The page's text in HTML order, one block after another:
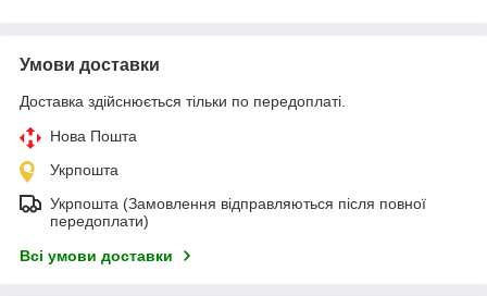
Умови доставки
Доставка здійснюється тільки по передоплаті.
Нова Пошта
Укрпошта
Укрпошта (Замовлення відправляються після повної
передоплати)
Всі умови доставки